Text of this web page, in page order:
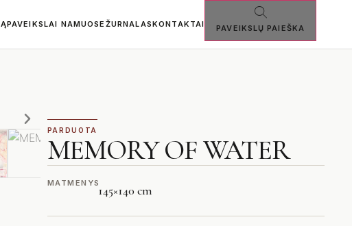
PAVEIKSLAI NAMUOSE ŽURNALASKONTAKTAI PAVEIKSLŲ PAIEŠKA
PARDUOTA
MEMORY OF WATER
MATMENYS145×140 cm